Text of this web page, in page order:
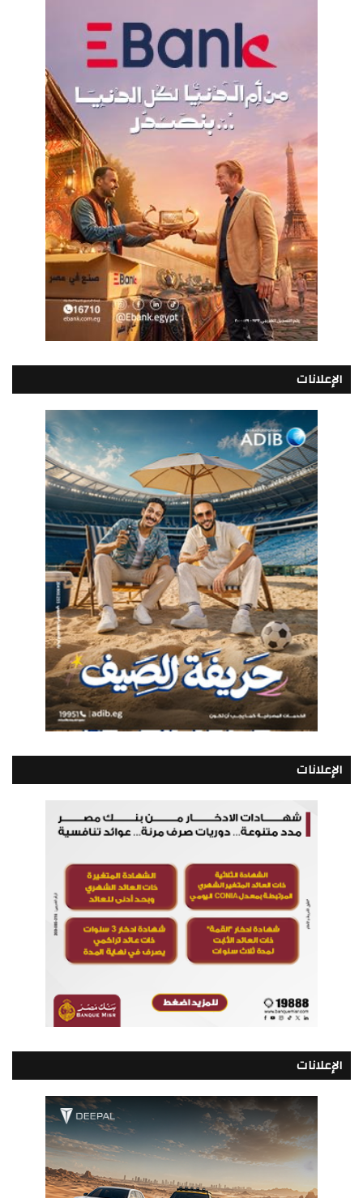
الإعلانات
الإعلانات
الإعلانات